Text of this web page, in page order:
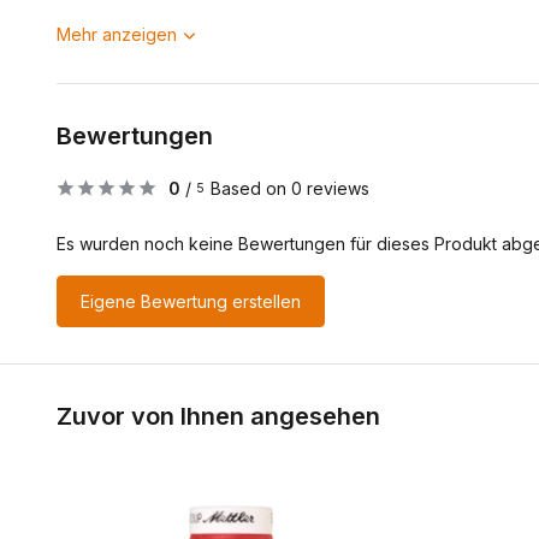
Mehr anzeigen
Bewertungen
0 / 5 Based on 0 reviews
Es wurden noch keine Bewertungen für dieses Produkt
Eigene Bewertung erstellen
Zuvor von Ihnen angesehen